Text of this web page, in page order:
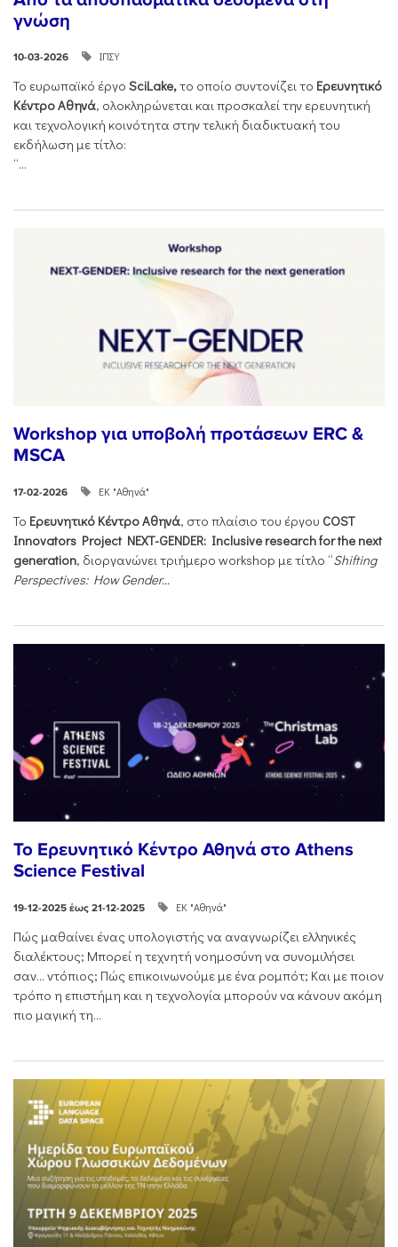
γνώση
10-03-2026 ΙΠΣΥ
Το ευρωπαϊκό έργο SciLake,το οποίο συντονίζει το Ερευνητικό
Κέντρο Αθηνά, ολοκληρώνεται και προσκαλεί την ερευνητική
και τεχνολογική κοινότητα στην τελική διαδικτυακή του
εκδήλωση με τίτλο:
“...
Workshop για υποβολή προτάσεων ERC &
MSCA
17-02-2026 ΕΚ "Αθηνά"
Το Ερευνητικό Κέντρο Αθηνά, στο πλαίσιο του έργου COST
Innovators Project NEXT-GENDER: Inclusive research for the next
generation, διοργανώνει τριήμερο workshop με τίτλο “Shifting
Perspectives: How Gender...
Το Ερευνητικό Κέντρο Αθηνά στο Athens
Science Festival
19-12-2025 έως 21-12-2025 ΕΚ "Αθηνά"
Πώς μαθαίνει ένας υπολογιστής να αναγνωρίζει ελληνικές
διαλέκτους; Μπορεί η τεχνητή νοημοσύνη να συνομιλήσει
σαν… ντόπιος; Πώς επικοινωνούμε με ένα ρομπότ; Και με ποιον
τρόπο η επιστήμη και η τεχνολογία μπορούν να κάνουν ακόμη
πιο μαγική τη...